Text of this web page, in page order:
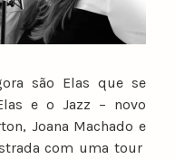
são Elas que se
e o Jazz – novo
Joana Machado e
com uma tour